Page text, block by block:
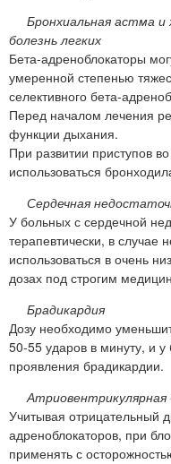
Бронхиальная астма и
болезнь легких
Бета-адреноблокаторы
умеренной степенью
селективного бета-
Перед началом лечения
функции дыхания.
При развитии приступов
использоваться
Сердечная
У больных с сердечной
терапевтически, в случае
использоваться в очень
дозах под строгим
Брадикардия
Дозу необходимо
50-55 ударов в минуту, и
проявления брадикардии.
Учитывая отрицательный
адреноблокаторов, при
применять с